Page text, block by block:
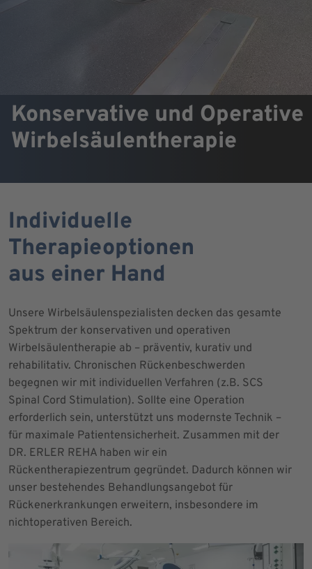
Konservative und Operative
Wirbelsäulentherapie
Individuelle
Therapieoptionen
aus einer Hand
Unsere Wirbelsäulenspezialisten decken das gesamte
Spektrum der konservativen und operativen
Wirbelsäulentherapie ab – präventiv, kurativ und
rehabilitativ. Chronischen Rückenbeschwerden
begegnen wir mit individuellen Verfahren (z.B. SCS
Spinal Cord Stimulation). Sollte eine Operation
erforderlich sein, unterstützt uns modernste Technik –
für maximale Patientensicherheit. Zusammen mit der
DR. ERLER REHA haben wir ein
Rückentherapiezentrum gegründet. Dadurch können wir
unser bestehendes Behandlungsangebot für
Rückenerkrankungen erweitern, insbesondere im
nichtoperativen Bereich.